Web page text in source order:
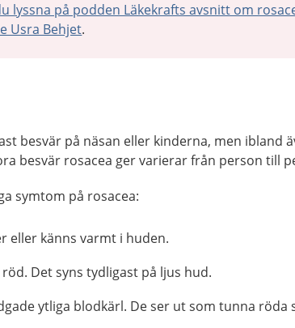
lyssna på podden Läkekrafts avsnitt om
Usra Behjet.
besvär på näsan eller kinderna, men ibland
besvär rosacea ger varierar från person till
symtom på rosacea:
eller känns varmt i huden.
Det syns tydligast på ljus hud.
ytliga blodkärl. De ser ut som tunna röda